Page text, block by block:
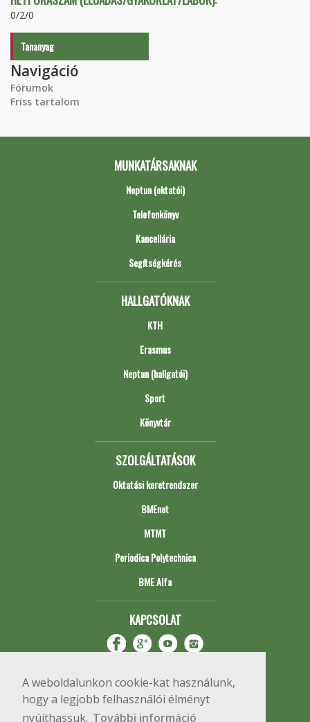
A weboldalunkon cookie-kat használunk,
hogy a legjobb felhasználói élményt
nyújthassuk. További információ
0/2/0
Tananyag
Navigáció
Fórumok
Friss tartalom
MUNKATÁRSAKNAK
Neptun (oktatói)
Telefonkönyv
Kancellária
Segítségkérés
HALLGATÓKNAK
KTH
Erasmus
Neptun (hallgatói)
Sport
Könyvtár
SZOLGÁLTATÁSOK
Oktatási keretrendszer
BMEnet
MTMT
Periodica Polytechnica
BME Alfa
KAPCSOLAT